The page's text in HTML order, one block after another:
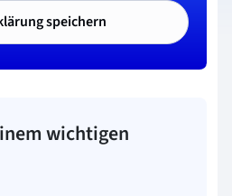
speichern
wichtigen